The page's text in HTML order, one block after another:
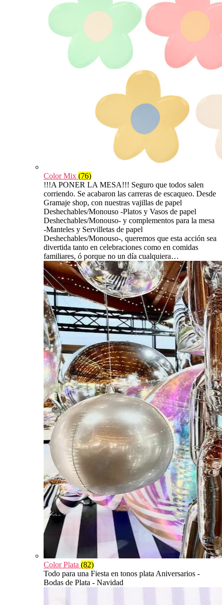
Color Mix (76)
!!!A PONER LA MESA!!! Seguro que todos salen
corriendo. Se acabaron las carreras de escaqueo. Desde
Gramaje shop, con nuestras vajillas de papel
Deshechables/Monouso -Platos y Vasos de papel
Deshechables/Monouso- y complementos para la mesa
-Manteles y Servilletas de papel
Deshechables/Monouso-, queremos que esta acción sea
divertida tanto en celebraciones como en comidas
familiares, ó porque no un día cualquiera…
Color Plata (82)
Todo para una Fiesta en tonos plata Aniversarios -
Bodas de Plata - Navidad